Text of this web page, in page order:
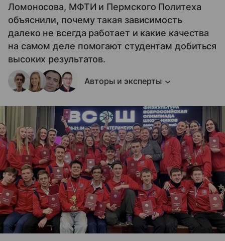
Ломоносова, МФТИ и Пермского Политеха
объяснили, почему такая зависимость
далеко не всегда работает и какие качества
на самом деле помогают студентам добиться
высоких результатов.
Авторы и эксперты